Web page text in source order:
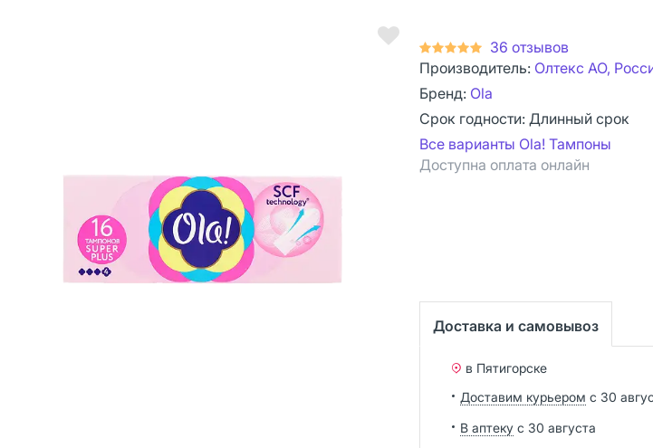
36 отзывов
Производитель: Олтекс АО,
Бренд: Ola
Срок годности: Длинный срок
Все варианты Ola! Тампоны
Доступна оплата онлайн
Доставка и самовывоз
в Пятигорске
Доставим курьером с 30
В аптеку с 30 августа